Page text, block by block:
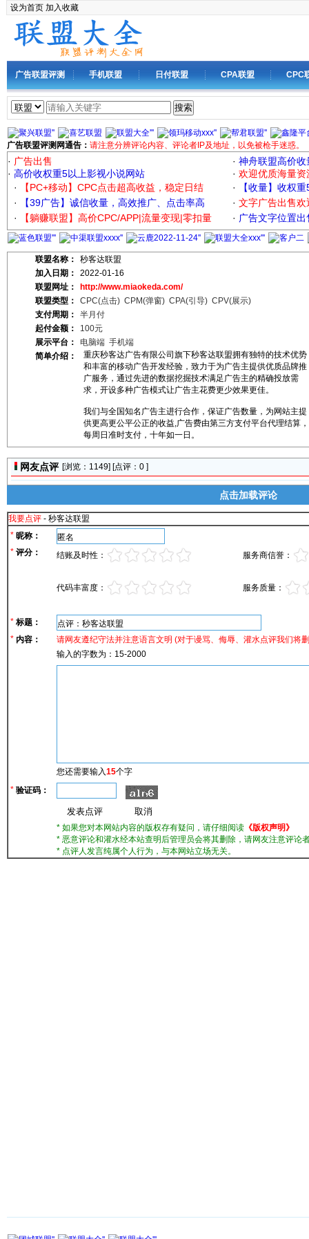
设为首页 加入收藏
广告联盟评测 手机联盟 日付联盟 CPA联盟 CPC
搜索
广告联盟评测网通告： 请注意分辨评论内容、评论者IP及地址，以免被枪手迷惑。
· 广告出售 · 神舟联盟高价收
· 高价收权重5以上影视小说网站 · 欢迎优质海量资
·
【PC+移动】CPC点击超高收益，稳定日结 ·
【收量】收权
·
【39广告】诚信收量，高效推广、点击率高 · 文字广告出售欢
·
【躺赚联盟】高价CPC/APP|流量变现|零扣量 · 广告文字位置
联盟名称：
秒客达联盟
加入日期：
2022-01-16
联盟网址：
http://www.miaokeda.com/
联盟类型：
CPC(点击) CPM(弹窗) CPA(引导) CPV(展示)
支付周期：
半月付
起付金额：
100元
展示平台：
电脑端 手机端
简单介绍：
重庆秒客达广告有限公司旗下秒客达联盟拥有独特的技术优势
和丰富的移动广告开发经验，致力于为广告主提供优质品牌推
广服务，通过先进的数据挖掘技术满足广告主的精确投放需
求，开设多种广告模式让广告主花费更少效果更佳。
我们与全国知名广告主进行合作，保证广告数量，为网站主提
供更高更公平公正的收益,广告费由第三方支付平台代理结算，
每周日准时支付，十年如一日。
网友点评 [浏览： 1149] [点评：0 ]
点击加载评论
我要点评 - 秒客达联盟
* 昵称：
* 评分： 结账及时性： 服务商信誉：
代码丰富度： 服务质量：
* 标题：
* 内容：
请网友遵纪守法并注意语言文明 (对于谩骂、侮辱、灌水点评我们将
输入的字数为：15-2000
您还需要输入15个字
* 验证码：
* 如果您对本网站内容的版权存有疑问，请仔细阅读 《版权声明》
* 恶意评论和灌水经本站查明后管理员会将其删除，请网友注意评论
* 点评人发言纯属个人行为，与本网站立场无关。